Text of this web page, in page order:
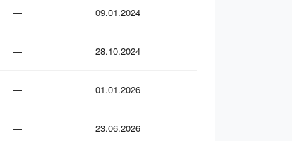
— 09.01.2024
— 28.10.2024
— 01.01.2026
— 23.06.2026